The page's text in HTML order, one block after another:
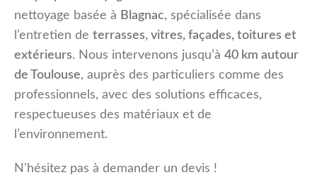
nettoyage basée à Blagnac, spécialisée dans
l’entretien de terrasses, vitres, façades, toitures et
extérieurs. Nous intervenons jusqu’à 40 km autour
de Toulouse, auprès des particuliers comme des
professionnels, avec des solutions efficaces,
respectueuses des matériaux et de
l’environnement.
N'hésitez pas à demander un devis !